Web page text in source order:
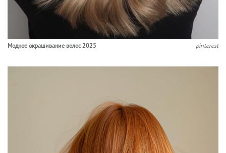
Модное окрашивание волос 2025 pinterest